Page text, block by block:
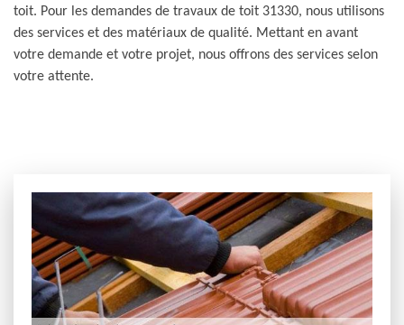
toit. Pour les demandes de travaux de toit 31330, nous utilisons
des services et des matériaux de qualité. Mettant en avant
votre demande et votre projet, nous offrons des services selon
votre attente.